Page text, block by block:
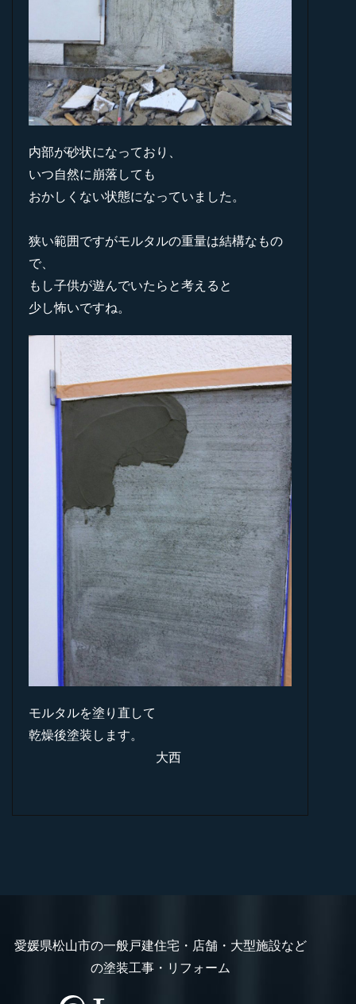
内部が砂状になっており、
いつ自然に崩落しても
おかしくない状態になっていました。
狭い範囲ですがモルタルの重量は結構なもの
で、
もし子供が遊んでいたらと考えると
少し怖いですね。
モルタルを塗り直して
乾燥後塗装します。
大西
愛媛県松山市の一般戸建住宅・店舗・大型施設など
の塗装工事・リフォーム